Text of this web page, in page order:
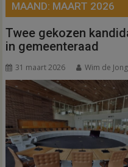
MAAND: MAART 2026
Twee gekozen
in gemeenteraad
31 maart 2026 Wim de